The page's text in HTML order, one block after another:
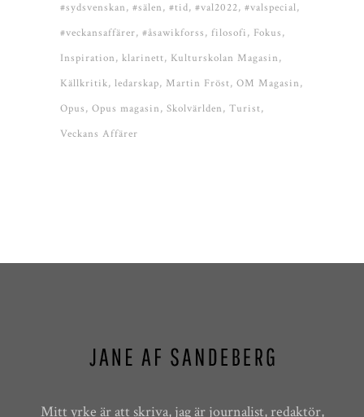
#sydsvenskan #sälen #tid #val2022 #valspecial
#veckansaffärer #åsawikforss filosofi
Fokus
Inspiration klarinett Kulturskolan Magasin
Källkritik ledarskap Martin Fröst OM Magasin
Opus Opus magasin Skolvärlden Turist
Veckans Affärer
Mitt yrke är att skriva, jag är journalist, redaktör,